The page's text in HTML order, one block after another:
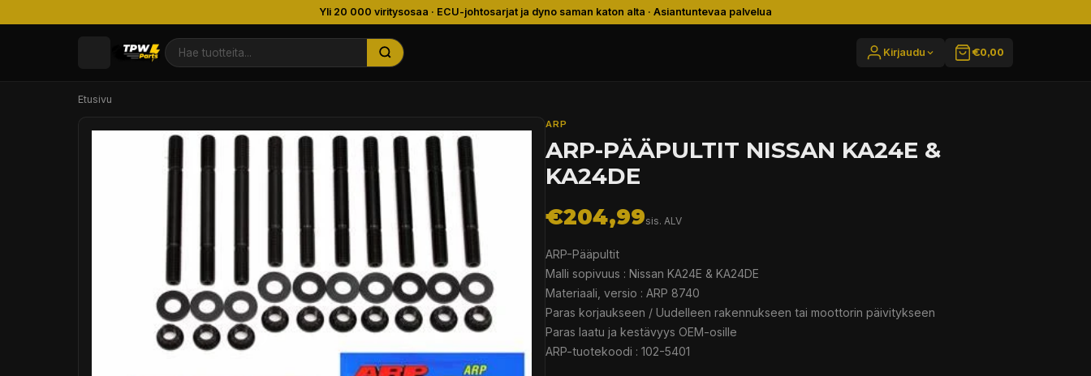
Yli 20 000 viritysosaa · ECU-johtosarjat ja dyno saman katon alta · Asiantuntevaa palvelua
Kirjaudu €0,00
Etusivu
ARP
ARP-PÄÄPULTIT NISSAN KA24E &
KA24DE
€204,99sis. ALV
ARP-Pääpultit
Malli sopivuus : Nissan KA24E & KA24DE
Materiaali, versio : ARP 8740
Paras korjaukseen / Uudelleen rakennukseen tai moottorin päivitykseen
Paras laatu ja kestävyys OEM-osille
ARP-tuotekoodi : 102-5401